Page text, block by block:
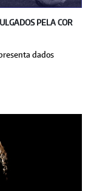
PELA COR
dados